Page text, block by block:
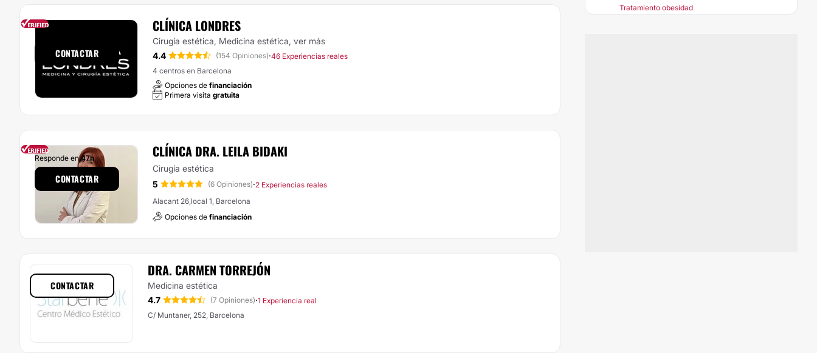
CLÍNICA LONDRES
Cirugía estética, Medicina estética, ver más
4.4
(154 Opiniones)·46 Experiencias reales
4 centros en Barcelona
Opciones de financiación
Primera visita gratuita
CONTACTAR
CLÍNICA DRA. LEILA BIDAKI
Cirugía estética
5
(6 Opiniones)·2 Experiencias reales
Alacant 26,local 1, Barcelona
Opciones de financiación
Responde en47h
CONTACTAR
DRA. CARMEN TORREJÓN
Medicina estética
4.7
(7 Opiniones)·1 Experiencia real
C/ Muntaner, 252, Barcelona
CONTACTAR
Tratamiento obesidad